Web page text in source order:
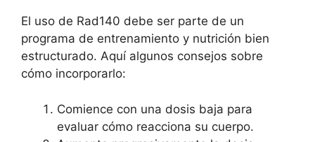
El uso de Rad140 debe ser parte de un
programa de entrenamiento y nutrición bien
estructurado. Aquí algunos consejos sobre
cómo incorporarlo:
Comience con una dosis baja para
evaluar cómo reacciona su cuerpo.